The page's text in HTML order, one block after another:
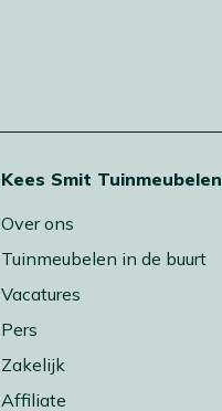
Kees Smit Tuinmeubelen
Over ons
Tuinmeubelen in de buurt
Vacatures
Pers
Zakelijk
Affiliate